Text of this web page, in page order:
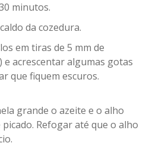
minutos.
da cozedura.
em tiras de 5 mm de
e acrescentar algumas gotas
que fiquem escuros.
grande o azeite e o alho
Refogar até que o alho